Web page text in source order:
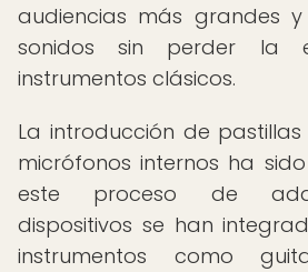
audiencias más grandes
sonidos sin perder la
instrumentos clásicos.
La introducción de
micrófonos internos ha
este proceso de
dispositivos se han
instrumentos como